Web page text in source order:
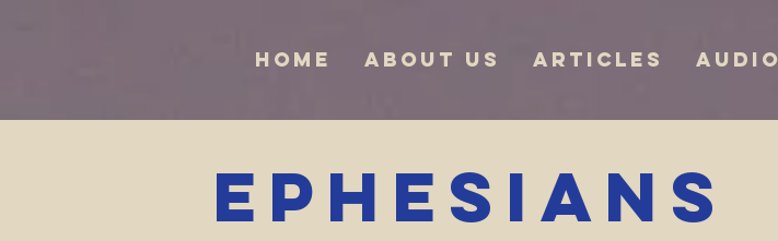
Home About Us Articles Audio
Ephesians